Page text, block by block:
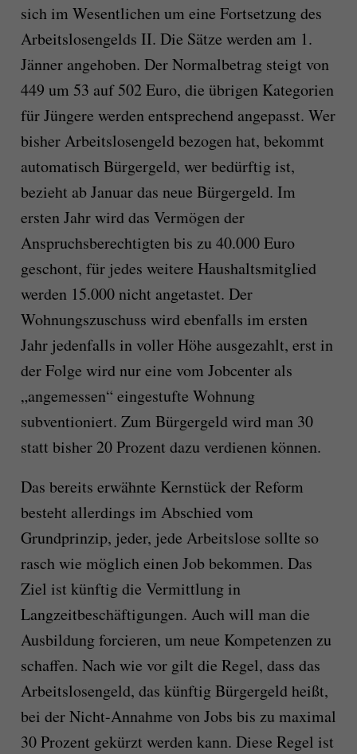
sich im Wesentlichen um eine Fortsetzung des
Arbeitslosengelds II. Die Sätze werden am 1.
Jänner angehoben. Der Normalbetrag steigt von
449 um 53 auf 502 Euro, die übrigen Kategorien
für Jüngere werden entsprechend angepasst. Wer
bisher Arbeitslosengeld bezogen hat, bekommt
automatisch Bürgergeld, wer bedürftig ist,
bezieht ab Januar das neue Bürgergeld. Im
ersten Jahr wird das Vermögen der
Anspruchsberechtigten bis zu 40.000 Euro
geschont, für jedes weitere Haushaltsmitglied
werden 15.000 nicht angetastet. Der
Wohnungszuschuss wird ebenfalls im ersten
Jahr jedenfalls in voller Höhe ausgezahlt, erst in
der Folge wird nur eine vom Jobcenter als
„angemessen“ eingestufte Wohnung
subventioniert. Zum Bürgergeld wird man 30
statt bisher 20 Prozent dazu verdienen können.
Das bereits erwähnte Kernstück der Reform
besteht allerdings im Abschied vom
Grundprinzip, jeder, jede Arbeitslose sollte so
rasch wie möglich einen Job bekommen. Das
Ziel ist künftig die Vermittlung in
Langzeitbeschäftigungen. Auch will man die
Ausbildung forcieren, um neue Kompetenzen zu
schaffen. Nach wie vor gilt die Regel, dass das
Arbeitslosengeld, das künftig Bürgergeld heißt,
bei der Nicht-Annahme von Jobs bis zu maximal
30 Prozent gekürzt werden kann. Diese Regel ist